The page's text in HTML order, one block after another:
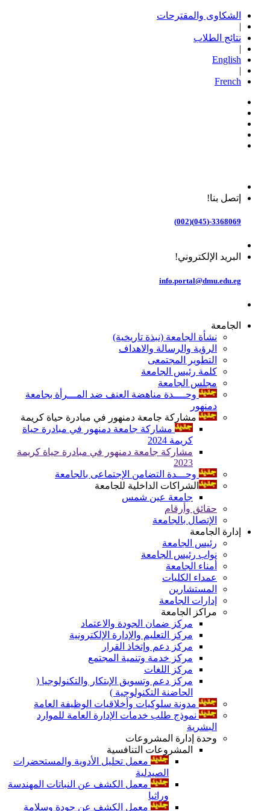
الشكاوى والمقترحات
|
نتائج الطلاب
|
English
|
French
إتصل بنا!
3368069-(045)(002)
البريد الإلكتروني!
info.portal@dmu.edu.eg
الجامعة
نشأة الجامعة (نبذة تاريخية)
الرؤية والرسالة والاهداف
التطوير المجتمعى
كلمة رئيس الجامعة
مجلس الجامعة
وحــــدة مناهضة العنف ضد المـــرأة بجامعة
دمنهور
مشاركة جامعة دمنهور في مبادرة حياة كريمة
مشاركة جامعة دمنهور في مبادرة حياة
كريمة 2024
مشاركة جامعة دمنهور في مبادرة حياة كريمة
2023
وحـــدة التضامن الإجتماعى بالجامعة
الشراكات الداخلية للجامعة
جامعة عين شمس
حقائق وأرقام
الإتصال بالجامعة
إدارة الجامعة
رئيس الجامعة
نواب رئيس الجامعة
أمناء الجامعة
عمداء الكليات
المستشارين
إدارات الجامعة
مراكز الجامعة
مركز ضمان الجودة والاعتماد
مركز التعليم والإدارة الإلكترونية
مركز دعم وإتخاذ القرار
مركز خدمة وتنمية المجتمع
مركز اللغات
مركز دعم وتسويق الإبتكار والتكنولوجيا (
الحاضنة التكنولوجية )
مدونة سلوكيات وأخلاقيات الوظيفة العامة
نموذج طلب خدمات الإدارة العامة للموارد
البشرية
وحدة إدارة المشروعات
المشروعات التنافسية
معمل تحليل الأدوية والمستحضرات
الصيدلية
معمل الكشف عن النباتات المهندسة
وراثيا
معمل الكشف عن جودة وسلامة